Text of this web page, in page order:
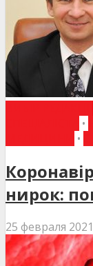
•
•
нирок:
25 февраля 2021